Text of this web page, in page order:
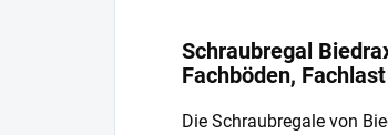
Schraubregal
Fachböden,
Die Schraubregale von